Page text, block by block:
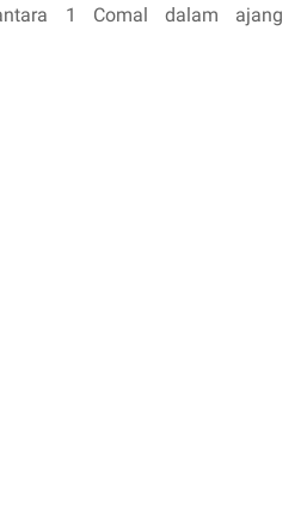
1 Comal dalam ajang